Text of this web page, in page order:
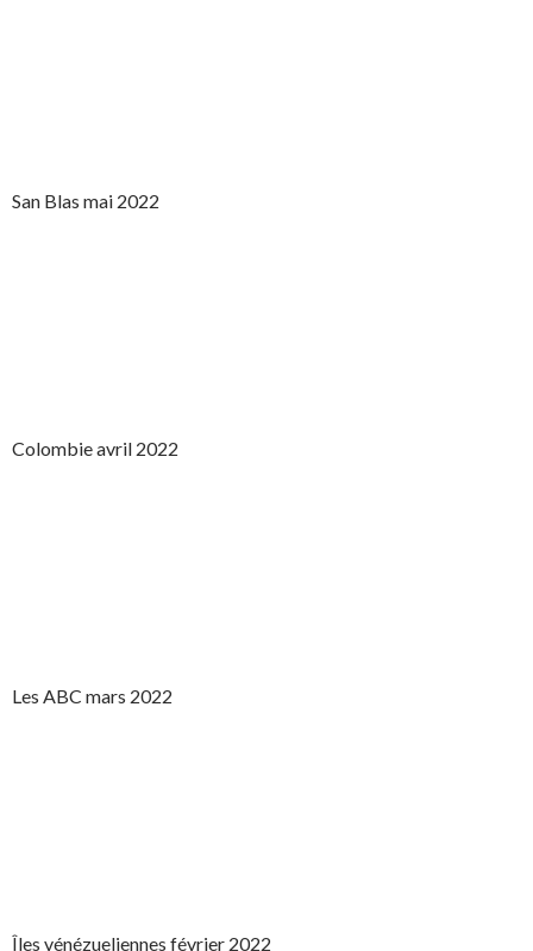
San Blas mai 2022
Colombie avril 2022
Les ABC mars 2022
Îles vénézueliennes février 2022